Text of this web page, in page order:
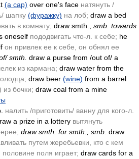
(a cap) over one's face натянуть /
шапку (фуражку) на лоб; draw a bed
в комнату; draw smth., smb. towards
oneself пододвигать что-л. к себе; he
он привлек ее к себе, он обнял ее
smth. draw a purse from /out of/ a
из кармана; draw water from the
draw beer (wine) from a barrel
из бочки; draw coal from a mine
налить /приготовить/ ванну для кого-л.
a prize in a lottery вытянуть
draw smth. for smth., smb. draw
путем жеребьевки, кто с кем
половине поля играет; draw cards for a